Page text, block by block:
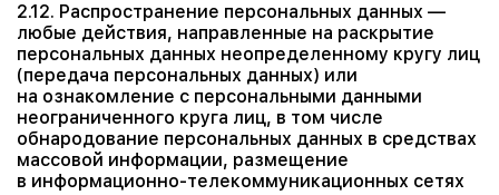
2.12. Распространение персональных данных —
любые действия, направленные на раскрытие
персональных данных неопределенному кругу лиц
(передача персональных данных) или
на ознакомление с персональными данными
неограниченного круга лиц, в том числе
обнародование персональных данных в средствах
массовой информации, размещение
в информационно-телекоммуникационных сетях